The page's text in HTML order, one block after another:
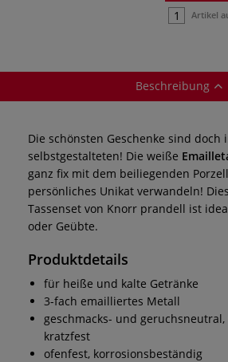
Artikel
Beschreibung
Die schönsten Geschenke sind doch
selbstgestalteten! Die weiße
ganz fix mit dem beiliegenden
persönliches Unikat verwandeln!
Tassenset von Knorr prandell ist
oder Geübte.
Produktdetails
für heiße und kalte Getränke
3-fach emailliertes Metall
geschmacks- und
kratzfest
ofenfest, korrosionsbeständig